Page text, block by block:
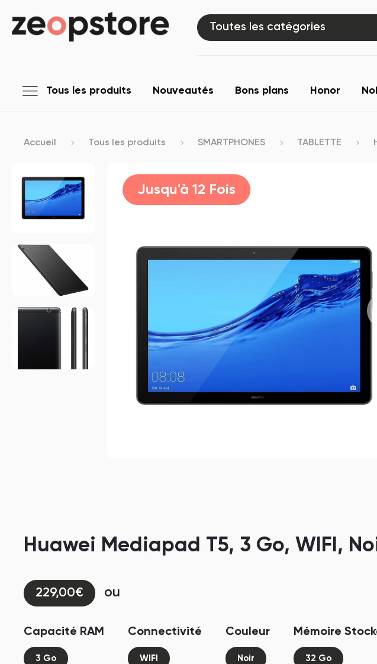
Toutes les catégories
Tous les produits Nouveautés Bons plans Honor
Accueil Tous les produits SMARTPHONES TABLETTE
Huawei Mediapad T5, 3 Go, WIFI,
229,00€ ou
Capacité RAM
3 Go
Connectivité
WIFI
Couleur
Noir
Mémoire
32 Go